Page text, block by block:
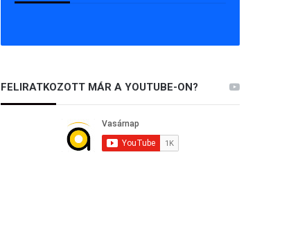
FELIRATKOZOTT MÁR A YOUTUBE-ON?